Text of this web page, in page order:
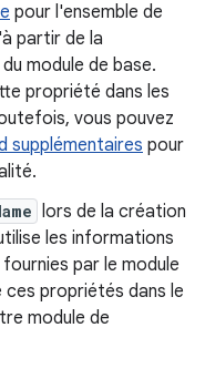
pour l'ensemble de
partir de la
module de base.
propriété dans les
vous pouvez
supplémentaires pour
lors de la création
les informations
par le module
ces propriétés dans le
module de